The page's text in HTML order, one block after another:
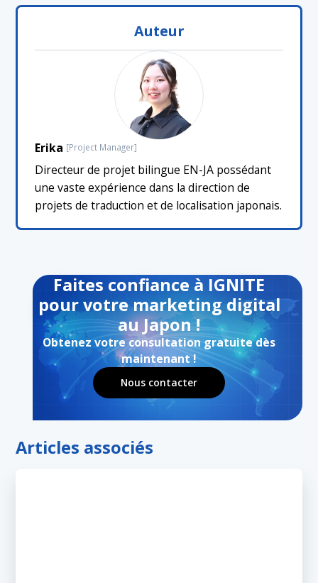
Auteur
Erika [Project Manager]
Directeur de projet bilingue EN-JA possédant
une vaste expérience dans la direction de
projets de traduction et de localisation japonais.
Faites confiance à IGNITE
pour votre marketing digital
au Japon !
Obtenez votre consultation gratuite dès
maintenant !
Nous contacter
Articles associés